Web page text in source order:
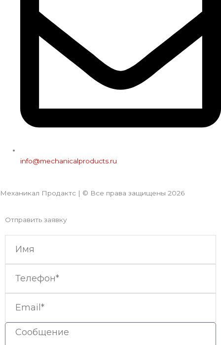
info@mechanicalproducts.ru
Механикал Продактс | © Все права защищены 2026
Отправить заявку
Сообщение